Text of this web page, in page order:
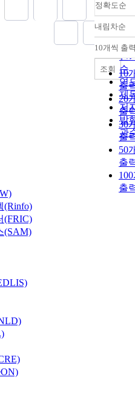
정확도순
정
순
인
순
연
제
저
발
관
내림차순
내
10개씩 출
10
출
20
출
30
출
50
출
출
조회
(Rinfo)
(FRIC)
(SAM)